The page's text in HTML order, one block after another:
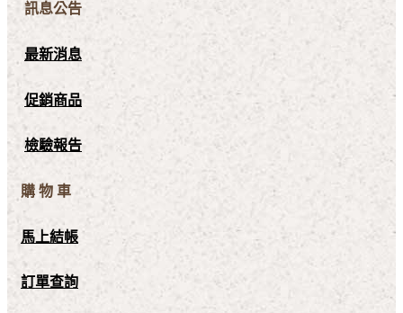
訊息公告
最新消息
促銷商品
檢驗報告
購 物 車
馬上結帳
訂單查詢